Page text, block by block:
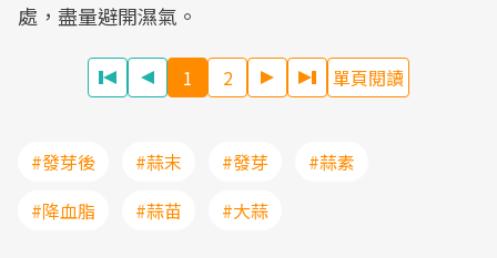
處，盡量避開濕氣。
1 2 單頁閱讀
#發芽後 #蒜末 #發芽
#蒜素
#降血脂
#蒜苗 #大蒜